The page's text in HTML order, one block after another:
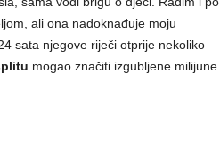
ali ona nadoknađuje moju
sata njegove riječi otprije nekoliko
mogao značiti izgubljene milijune